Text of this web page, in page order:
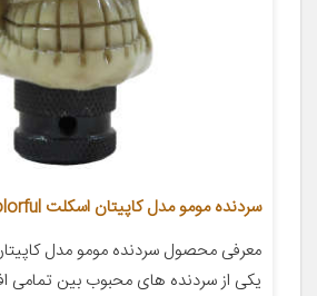
سردنده مومو مدل کاپیتان اسکلت Colorful
یکی از سردنده های محبوب بین تمامی